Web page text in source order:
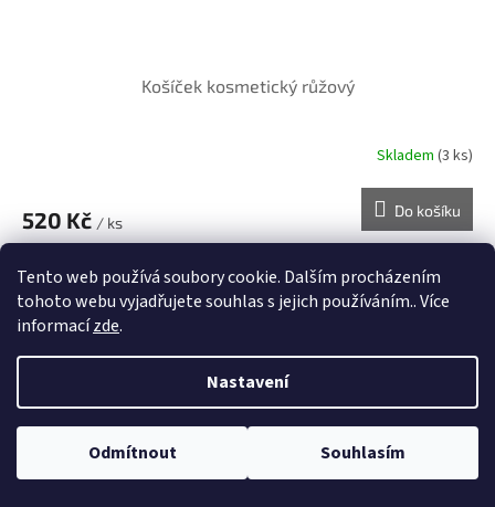
Tento web používá soubory cookie. Dalším procházením
tohoto webu vyjadřujete souhlas s jejich používáním.. Více
informacízde.
Nastavení
Odmítnout Souhlasím
Košíček kosmetický růžový
Skladem (3 ks)
520 Kč / ks
Do košíku
Kód: 245/BEZ